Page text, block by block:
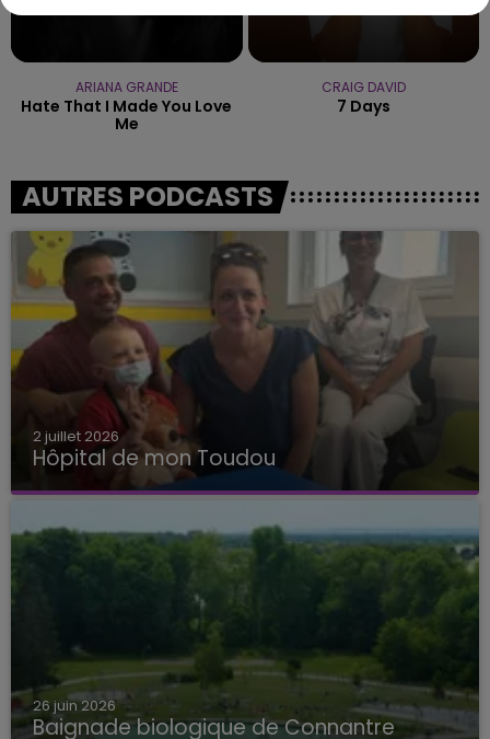
ARIANA GRANDE
Hate That I Made You Love
Me
CRAIG DAVID
7 Days
AUTRES PODCASTS
2 juillet 2026
Hôpital de mon Toudou
Hôpital de mon Toudou
26 juin 2026
Baignade biologique de Connantre